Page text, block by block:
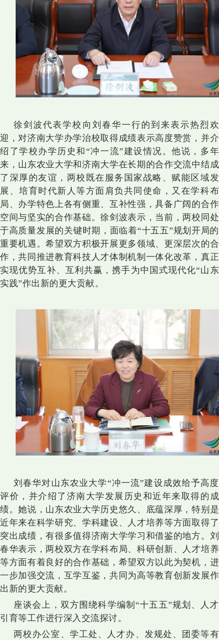
徐剑波代表学校向刘春华一行的到来表示热烈欢
迎，对济南大学办学治校取得成绩表示高度赞赏，并介
绍了学校办学历史和“冲一流”建设情况。他说，多年
来，山东农业大学和济南大学在长期的合作交流中结成
了深厚的友谊，两校既在服务国家战略、赋能区域发
展、培育时代新人等方面肩负共同使命，又在学科布
局、办学特色上各有侧重、互补性强，具备广阔的合作
空间与坚实的合作基础。徐剑波表示，当前，两校同处
于高质量发展的关键时期，面临着“十五五”规划开局的
重要机遇。希望双方积极开展更多领域、更深层次的合
作，共同推进教育科技人才体制机制一体化改革，真正
实现优势互补、互利共赢，携手为中国式现代化“山东
实践”作出新的更大贡献。
刘春华对山东农业大学“冲一流”建设成效给予高度
评价，并介绍了济南大学发展历史和近年来取得的成
绩。她说，山东农业大学历史悠久、底蕴深厚，特别是
近年来在科学研究、学科建设、人才培养等方面取得了
突出成绩，有很多值得济南大学学习和借鉴的地方。刘
春华表示，两校双方在学科布局、科研创新、人才培养
等方面有着良好的合作基础，希望双方以此为契机，进
一步加强交流，互学互鉴，共同为高等教育创新发展作
出新的更大贡献。
座谈会上，双方围绕科学编制“十五五”规划、人才
引育等工作进行深入交流探讨。
两校办公室、学工处、人才办、发规处、团委等有